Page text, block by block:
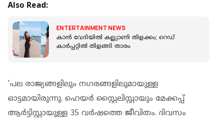
Also Read:
ENTERTAINMENT NEWS
കാന്‍ വേദിയില്‍ കല്ല്യാണി തിളക്കം; റെഡ്
കാര്‍പ്പറ്റില്‍ തിളങ്ങി താരം
'പല രാജ്യങ്ങളിലും നഗരങ്ങളിലുമായുള്ള
ഓട്ടമായിരുന്നു. ഹെയർ സ്റ്റൈലിസ്റ്റായും മേക്കപ്പ്
ആർട്ടിസ്റ്റായുള്ള 35 വർഷത്തെ ജീവിതം. ദിവസം